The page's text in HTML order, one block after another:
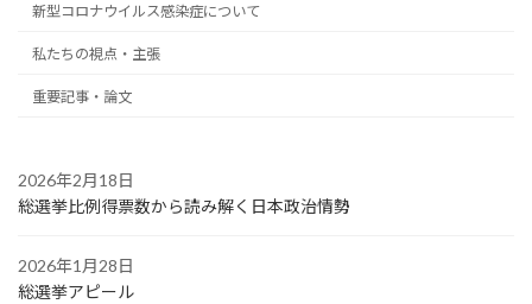
新型コロナウイルス感染症について
私たちの視点・主張
重要記事・論文
2026年2月18日
総選挙比例得票数から読み解く日本政治情勢
2026年1月28日
総選挙アピール